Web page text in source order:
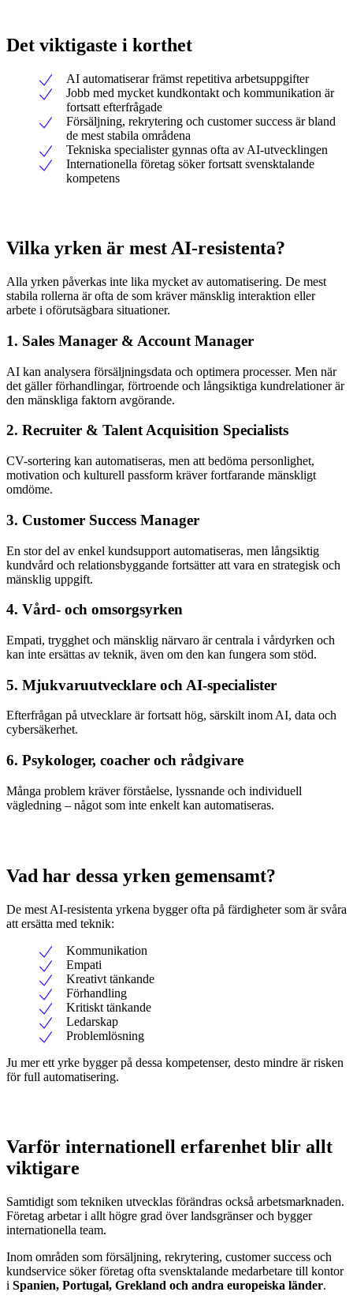
Det viktigaste i korthet
AI automatiserar främst repetitiva arbetsuppgifter
Jobb med mycket kundkontakt och kommunikation är
fortsatt efterfrågade
Försäljning, rekrytering och customer success är bland
de mest stabila områdena
Tekniska specialister gynnas ofta av AI-utvecklingen
Internationella företag söker fortsatt svensktalande
kompetens
Vilka yrken är mest AI-resistenta?
Alla yrken påverkas inte lika mycket av automatisering. De mest
stabila rollerna är ofta de som kräver mänsklig interaktion eller
arbete i oförutsägbara situationer.
1. Sales Manager & Account Manager
AI kan analysera försäljningsdata och optimera processer. Men när
det gäller förhandlingar, förtroende och långsiktiga kundrelationer är
den mänskliga faktorn avgörande.
2. Recruiter & Talent Acquisition Specialists
CV-sortering kan automatiseras, men att bedöma personlighet,
motivation och kulturell passform kräver fortfarande mänskligt
omdöme.
3. Customer Success Manager
En stor del av enkel kundsupport automatiseras, men långsiktig
kundvård och relationsbyggande fortsätter att vara en strategisk och
mänsklig uppgift.
4. Vård- och omsorgsyrken
Empati, trygghet och mänsklig närvaro är centrala i vårdyrken och
kan inte ersättas av teknik, även om den kan fungera som stöd.
5. Mjukvaruutvecklare och AI-specialister
Efterfrågan på utvecklare är fortsatt hög, särskilt inom AI, data och
cybersäkerhet.
6. Psykologer, coacher och rådgivare
Många problem kräver förståelse, lyssnande och individuell
vägledning – något som inte enkelt kan automatiseras.
Vad har dessa yrken gemensamt?
De mest AI-resistenta yrkena bygger ofta på färdigheter som är svåra
att ersätta med teknik:
Kommunikation
Empati
Kreativt tänkande
Förhandling
Kritiskt tänkande
Ledarskap
Problemlösning
Ju mer ett yrke bygger på dessa kompetenser, desto mindre är risken
för full automatisering.
Varför internationell erfarenhet blir allt
viktigare
Samtidigt som tekniken utvecklas förändras också arbetsmarknaden.
Företag arbetar i allt högre grad över landsgränser och bygger
internationella team.
Inom områden som försäljning, rekrytering, customer success och
kundservice söker företag ofta svensktalande medarbetare till kontor
i Spanien, Portugal, Grekland och andra europeiska länder.